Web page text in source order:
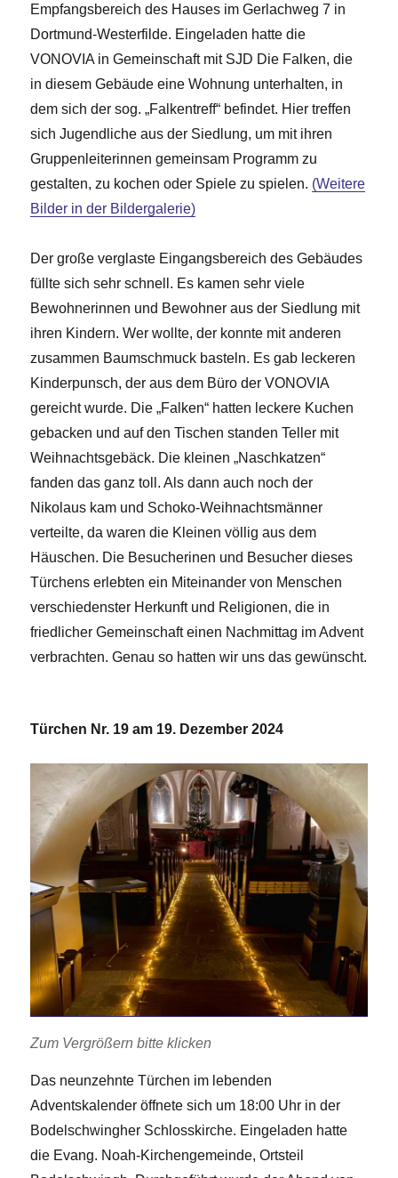
Empfangsbereich des Hauses im Gerlachweg 7 in
Dortmund-Westerfilde. Eingeladen hatte die
VONOVIA in Gemeinschaft mit SJD Die Falken, die
in diesem Gebäude eine Wohnung unterhalten, in
dem sich der sog. „Falkentreff“ befindet. Hier treffen
sich Jugendliche aus der Siedlung, um mit ihren
Gruppenleiterinnen gemeinsam Programm zu
gestalten, zu kochen oder Spiele zu spielen. (Weitere
Bilder in der Bildergalerie)
Der große verglaste Eingangsbereich des Gebäudes
füllte sich sehr schnell. Es kamen sehr viele
Bewohnerinnen und Bewohner aus der Siedlung mit
ihren Kindern. Wer wollte, der konnte mit anderen
zusammen Baumschmuck basteln. Es gab leckeren
Kinderpunsch, der aus dem Büro der VONOVIA
gereicht wurde. Die „Falken“ hatten leckere Kuchen
gebacken und auf den Tischen standen Teller mit
Weihnachtsgebäck. Die kleinen „Naschkatzen“
fanden das ganz toll. Als dann auch noch der
Nikolaus kam und Schoko-Weihnachtsmänner
verteilte, da waren die Kleinen völlig aus dem
Häuschen. Die Besucherinen und Besucher dieses
Türchens erlebten ein Miteinander von Menschen
verschiedenster Herkunft und Religionen, die in
friedlicher Gemeinschaft einen Nachmittag im Advent
verbrachten. Genau so hatten wir uns das gewünscht.
Türchen Nr. 19 am 19. Dezember 2024
Zum Vergrößern bitte klicken
Das neunzehnte Türchen im lebenden
Adventskalender öffnete sich um 18:00 Uhr in der
Bodelschwingher Schlosskirche. Eingeladen hatte
die Evang. Noah-Kirchengemeinde, Ortsteil